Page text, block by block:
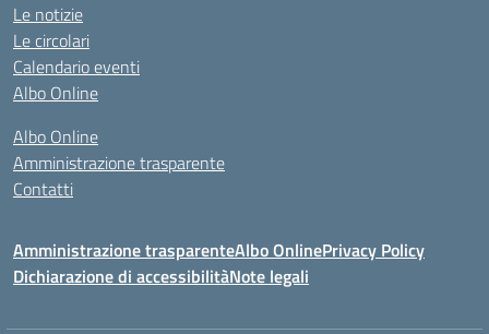
Le notizie
Le circolari
Calendario eventi
Albo Online
Albo Online
Amministrazione trasparente
Contatti
Amministrazione trasparenteAlbo OnlinePrivacy Policy
Dichiarazione di accessibilitàNote legali